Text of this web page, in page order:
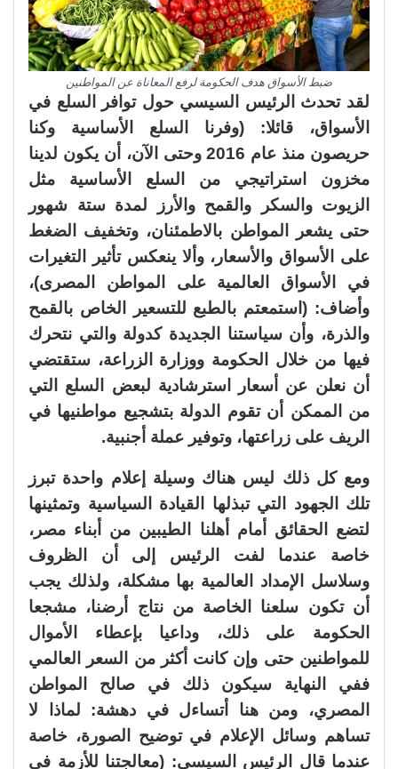
ضبط الأسواق هدف الحكومة لرفع المعاناة عن المواطنين
لقد تحدث الرئيس السيسي حول توافر السلع في
الأسواق، قائلا: (وفرنا السلع الأساسية وكنا
حريصون منذ عام 2016 وحتى الآن، أن يكون لدينا
مخزون استراتيجي من السلع الأساسية مثل
الزيوت والسكر والقمح والأرز لمدة ستة شهور
حتى يشعر المواطن بالاطمئنان، وتخفيف الضغط
على الأسواق والأسعار، وألا ينعكس تأثير التغيرات
في الأسواق العالمية على المواطن المصرى)،
وأضاف: (استمعتم بالطبع للتسعير الخاص بالقمح
والذرة، وأن سياستنا الجديدة كدولة والتي نتحرك
فيها من خلال الحكومة ووزارة الزراعة، ستقتضي
أن نعلن عن أسعار استرشادية لبعض السلع التي
من الممكن أن تقوم الدولة بتشجيع مواطنيها في
الريف على زراعتها، وتوفير عملة أجنبية.
ومع كل ذلك ليس هناك وسيلة إعلام واحدة تبرز
تلك الجهود التي تبذلها القيادة السياسية وتمثينها
لتضع الحقائق أمام أهلنا الطيبين من أبناء مصر،
خاصة عندما لفت الرئيس إلى أن الظروف
وسلاسل الإمداد العالمية بها مشكلة، ولذلك يجب
أن تكون سلعنا الخاصة من نتاج أرضنا، مشجعا
الحكومة على ذلك، وداعيا بإعطاء الأموال
للمواطنين حتى وإن كانت أكثر من السعر العالمي
ففي النهاية سيكون ذلك في صالح المواطن
المصري، ومن هنا أتساءل في دهشة: لماذا لا
تساهم وسائل الإعلام في توضيح الصورة، خاصة
عندما قال الرئيس السيسي: (معالجتنا للأزمة في